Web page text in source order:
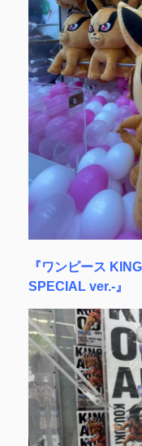
『ワンピース
SPECIAL ver.-』